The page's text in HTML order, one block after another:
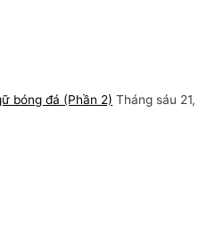
bóng đá (Phần 2) Tháng sáu 21,